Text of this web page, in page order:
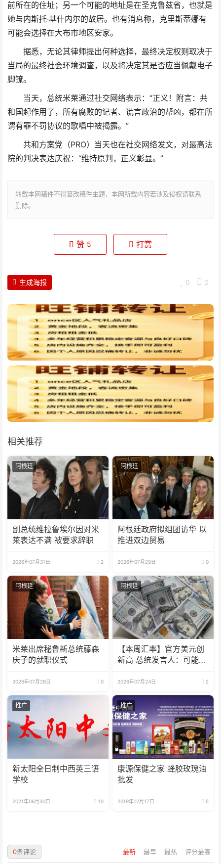
前所在的住址；另一个可能的地址是在圣克鲁兹省，也就是
她与内斯托·基什内尔的故居。也有消息称，克里斯蒂娜有
可能会选择在大布市地区安家。
据悉，无论其律师提出何种选择，最终决定权则取决于
当局的最终社会环境调查，以及将决定其是否应当佩戴电子
脚镣。
当天，总统米莱通过社交网络表示：“正义！附言：共
和国起作用了，所有腐败的记者、谎言政治的帮凶，都在所
谓有罪不罚协议的歌唱中被揭露。”
共和方案党（PRO）当天也在社交网络发文，对最高法
院的判决表达庆祝：“维持原判，正义彰显。”
转载本网稿件不得篡改稿件主题，本网所载内容若涉及侵权请联系
删除。
赞 5 打赏
0 0
生成海报
相关推荐
阿根廷
副总统维拉鲁埃尔因对米
莱表达不满 被要求辞职
2026年07月31日 2
阿根廷
阿根廷政府拟组团访华 以
推进双边贸易
2026年07月29日 0
阿根廷
米莱出席秘鲁新总统藤森
庆子的就职仪式
2026年07月28日 0
阿根廷
【本周汇率】官方美元创
新高 总统发言人：可能会
2026年07月24日 2
推广
新太阳全日制中西英三语
学校
2021年06月30日 10
推广
康源保健之家 蜂胶玫瑰油
批发
2019年12月17日 5
最新 最早 最热 评分最高
0条评论